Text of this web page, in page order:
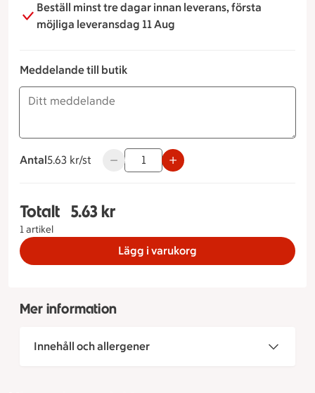
Beställ minst tre dagar innan leverans, första
möjliga leveransdag 11 Aug
Meddelande till butik
Antal
5.63 kronor styck
5.63 kr/st Använd knapparna för att minska eller
Totalt
1 artikel
Totalt 1 stycken Grekiskfralla, 5.63 kronor
5.63 kr
Lägg i varukorg
Mer information
Innehåll och allergener